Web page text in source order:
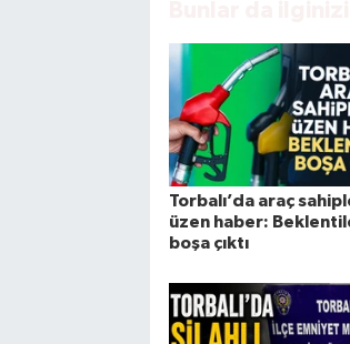
Torbalı’da araç
üzen haber:
boşa çıktı